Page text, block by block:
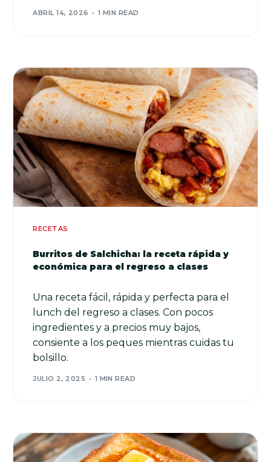
ABRIL 14, 2026 1 MIN READ
RECETAS
Burritos de Salchicha: la receta rápida y
económica para el regreso a clases
Una receta fácil, rápida y perfecta para el
lunch del regreso a clases. Con pocos
ingredientes y a precios muy bajos,
consiente a los peques mientras cuidas tu
bolsillo.
JULIO 2, 2025 1 MIN READ